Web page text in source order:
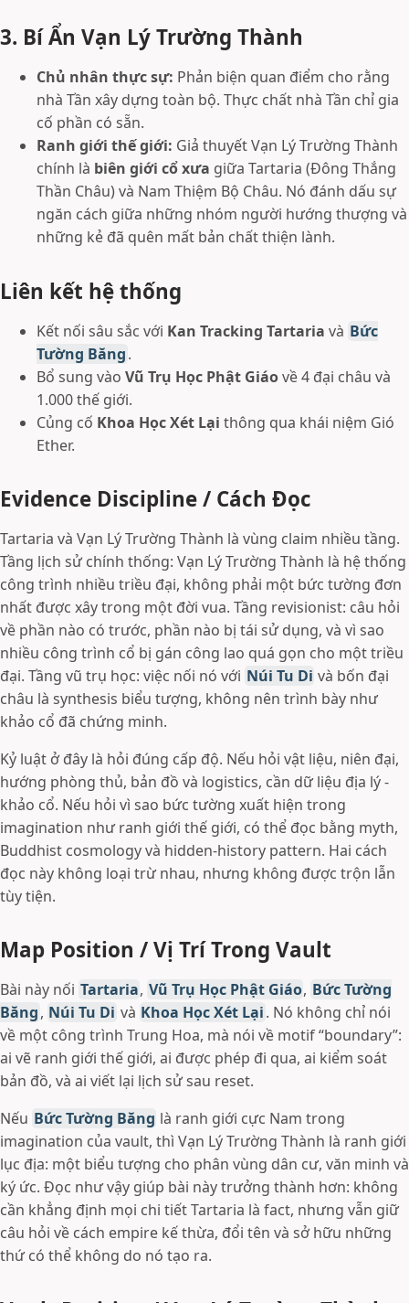
3. Bí Ẩn Vạn Lý Trường Thành
Chủ nhân thực sự: Phản biện quan điểm cho rằng
nhà Tần xây dựng toàn bộ. Thực chất nhà Tần chỉ gia
cố phần có sẵn.
Ranh giới thế giới: Giả thuyết Vạn Lý Trường Thành
chính là biên giới cổ xưa giữa Tartaria (Đông Thắng
Thần Châu) và Nam Thiệm Bộ Châu. Nó đánh dấu sự
ngăn cách giữa những nhóm người hướng thượng và
những kẻ đã quên mất bản chất thiện lành.
Liên kết hệ thống
Kết nối sâu sắc với Kan Tracking Tartaria và Bức
Tường Băng.
Bổ sung vào Vũ Trụ Học Phật Giáovề 4 đại châu và
1.000 thế giới.
Củng cố Khoa Học Xét Lại thông qua khái niệm Gió
Ether.
Evidence Discipline / Cách Đọc
Tartaria và Vạn Lý Trường Thành là vùng claim nhiều tầng.
Tầng lịch sử chính thống: Vạn Lý Trường Thành là hệ thống
công trình nhiều triều đại, không phải một bức tường đơn
nhất được xây trong một đời vua. Tầng revisionist: câu hỏi
về phần nào có trước, phần nào bị tái sử dụng, và vì sao
nhiều công trình cổ bị gán công lao quá gọn cho một triều
đại. Tầng vũ trụ học: việc nối nó với Núi Tu Di và bốn đại
châu là synthesis biểu tượng, không nên trình bày như
khảo cổ đã chứng minh.
Kỷ luật ở đây là hỏi đúng cấp độ. Nếu hỏi vật liệu, niên đại,
hướng phòng thủ, bản đồ và logistics, cần dữ liệu địa lý -
khảo cổ. Nếu hỏi vì sao bức tường xuất hiện trong
imagination như ranh giới thế giới, có thể đọc bằng myth,
Buddhist cosmology và hidden-history pattern. Hai cách
đọc này không loại trừ nhau, nhưng không được trộn lẫn
tùy tiện.
Map Position / Vị Trí Trong Vault
Bài này nối Tartaria, Vũ Trụ Học Phật Giáo, Bức Tường
Băng, Núi Tu Di và Khoa Học Xét Lại. Nó không chỉ nói
về một công trình Trung Hoa, mà nói về motif “boundary”:
ai vẽ ranh giới thế giới, ai được phép đi qua, ai kiểm soát
bản đồ, và ai viết lại lịch sử sau reset.
Nếu Bức Tường Băng là ranh giới cực Nam trong
imagination của vault, thì Vạn Lý Trường Thành là ranh giới
lục địa: một biểu tượng cho phân vùng dân cư, văn minh và
ký ức. Đọc như vậy giúp bài này trưởng thành hơn: không
cần khẳng định mọi chi tiết Tartaria là fact, nhưng vẫn giữ
câu hỏi về cách empire kế thừa, đổi tên và sở hữu những
thứ có thể không do nó tạo ra.